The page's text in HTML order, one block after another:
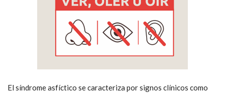
El síndrome asfíctico se caracteriza por signos clínicos como